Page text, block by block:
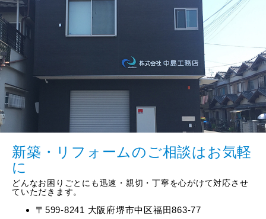
新築・リフォームのご相談はお気軽
に
どんなお困りごとにも迅速・親切・丁寧を心がけて対応させ
ていただきます。
〒599-8241 大阪府堺市中区福田863-77